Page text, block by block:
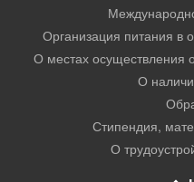
Организация питания в
О местах осуществления
О
Стипендия,
О